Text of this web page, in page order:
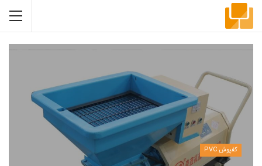
کفپوش PVC